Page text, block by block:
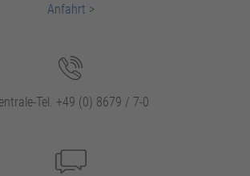
Anfahrt >
Tel. +49 (0) 8679 / 7-0